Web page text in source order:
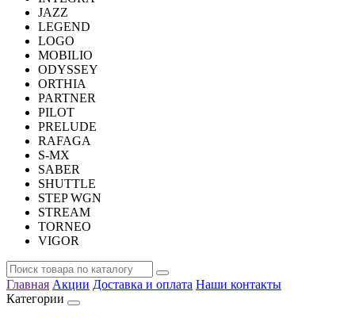
JAZZ
LEGEND
LOGO
MOBILIO
ODYSSEY
ORTHIA
PARTNER
PILOT
PRELUDE
RAFAGA
S-MX
SABER
SHUTTLE
STEP WGN
STREAM
TORNEO
VIGOR
Главная Акции Доставка и оплата Наши контакты
Категории